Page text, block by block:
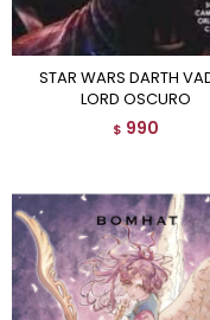
STAR WARS DARTH VADER
LORD OSCURO
$ 990